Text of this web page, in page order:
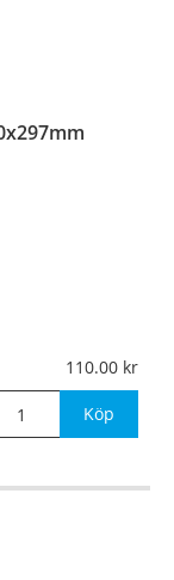
110.00
Köp